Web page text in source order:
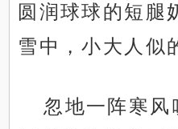
圆润球球的短腿
雪中，小大人似
忽地一阵寒风